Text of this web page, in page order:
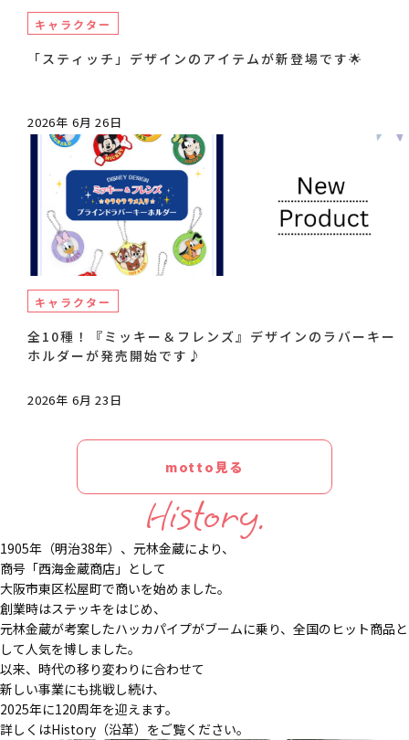
キャラクター
「スティッチ」デザインのアイテムが新登場です🌟
2026年 6月 26日
キャラクター
全10種！『ミッキー＆フレンズ』デザインのラバーキー
ホルダーが発売開始です♪
2026年 6月 23日
motto見る
History.
1905年（明治38年）、元林金蔵により、
商号「西海金蔵商店」として
大阪市東区松屋町で商いを始めました。
創業時はステッキをはじめ、
元林金蔵が考案したハッカパイプがブームに乗り、全国のヒット商品と
して人気を博しました。
以来、時代の移り変わりに合わせて
新しい事業にも挑戦し続け、
2025年に120周年を迎えます。
詳しくはHistory（沿革）をご覧ください。